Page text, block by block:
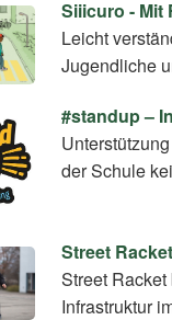
Siiicuro - Mit
Leicht
Jugendliche
#standup –
der Schule
Street
Street
Infrastruktur